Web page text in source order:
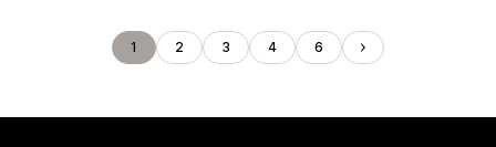
1 2 3 4 6